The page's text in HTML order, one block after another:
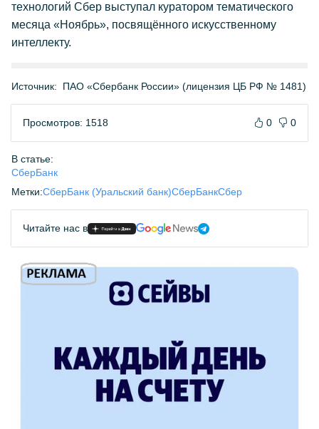
технологий Сбер выступал куратором тематического
месяца «Ноябрь», посвящённого искусственному
интеллекту.
Источник: ПАО «Сбербанк России» (лицензия ЦБ РФ № 1481)
Просмотров: 1518 0 0
В статье:
СберБанк
Метки:СберБанк (Уральский банк)СберБанкСбер
Читайте нас в